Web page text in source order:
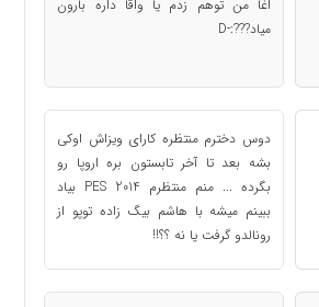
اغا من توهم زدم یا واقا داره بارون
میاد???:-D
دوس دخترم منتظره کارای ویزاش اوکی
بشه بعد تا آخر تابستون بره اروپا رو
بگرده ... منم منتظرم PES 2014 بیاد
ببینم میشه با هاشم بیگ زاده توپو از
رونالدو گرفت یا نه ؟؟!!